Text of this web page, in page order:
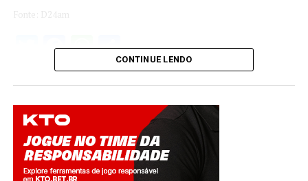
Fonte: D24am
Twitter
Facebook
WhatsApp
Share
CONTINUE LENDO